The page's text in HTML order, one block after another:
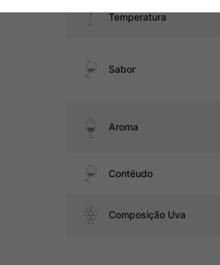
Temperatura
Sabor
Aroma
Contéudo
Composição Uva